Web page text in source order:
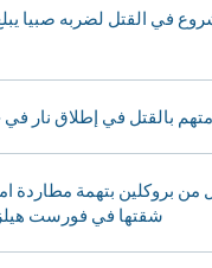
بالقتل في إطلاق نار
بروكلين بتهمة مطاردة
شقتها في فورست هيلز